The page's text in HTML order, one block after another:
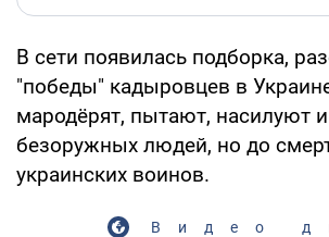
В сети появилась подборка,
"победы" кадыровцев в
мародёрят, пытают, насилуют
безоружных людей, но до
украинских воинов.
Видео